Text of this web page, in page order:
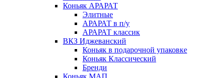
Коньяк АРАРАТ
Элитные
АРАРАТ в п/у
АРАРАТ классик
ВКЗ Иджеванский
Коньяк в подарочной упаковке
Коньяк Классический
Бренди
Коньяк МАП